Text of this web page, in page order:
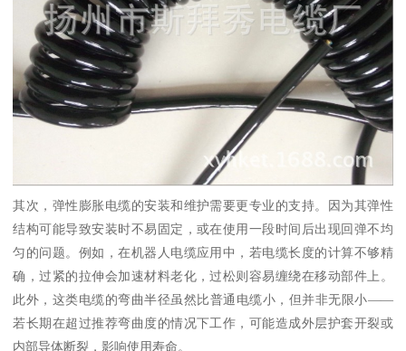
其次，弹性膨胀电缆的安装和维护需要更专业的支持。因为其弹性
结构可能导致安装时不易固定，或在使用一段时间后出现回弹不均
匀的问题。例如，在机器人电缆应用中，若电缆长度的计算不够精
确，过紧的拉伸会加速材料老化，过松则容易缠绕在移动部件上。
此外，这类电缆的弯曲半径虽然比普通电缆小，但并非无限小——
若长期在超过推荐弯曲度的情况下工作，可能造成外层护套开裂或
内部导体断裂，影响使用寿命。